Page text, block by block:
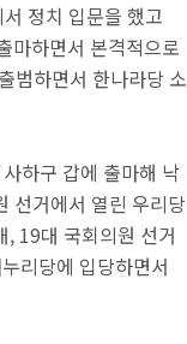
정치 입문을 했고
마하면서 본격적으로
범하면서 한나라당 소
하구 갑에 출마해 낙
선거에서 열린 우리당
19대 국회의원 선거
리당에 입당하면서